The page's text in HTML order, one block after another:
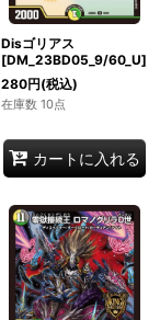
Disゴリアス
[DM_23BD05_9/60_U]
280円(税込)
在庫数 10点
カートに入れる